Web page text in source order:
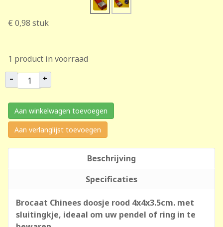
€ 0,98 stuk
1 product in voorraad
– +
Aan winkelwagen toevoegen
Aan verlanglijst toevoegen
Beschrijving
Specificaties
Brocaat Chinees doosje rood 4x4x3.5cm. met
sluitingkje, ideaal om uw pendel of ring in te